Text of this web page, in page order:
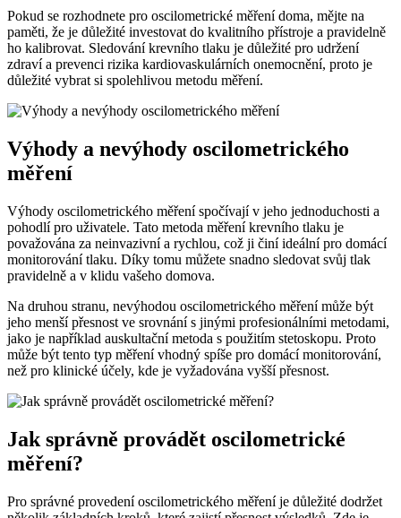
Pokud se rozhodnete pro oscilometrické měření doma, mějte na
paměti, že je důležité investovat do kvalitního přístroje a pravidelně
ho kalibrovat. Sledování krevního tlaku je důležité pro udržení
zdraví a prevenci rizika kardiovaskulárních onemocnění, proto je
důležité vybrat si spolehlivou metodu měření.
Výhody a nevýhody oscilometrického
měření
Výhody oscilometrického měření spočívají v jeho jednoduchosti a
pohodlí pro uživatele. Tato metoda měření krevního tlaku je
považována za neinvazivní a rychlou, což ji činí ideální pro domácí
monitorování tlaku. Díky tomu můžete snadno sledovat svůj tlak
pravidelně a v klidu vašeho domova.
Na druhou stranu, nevýhodou oscilometrického měření může být
jeho menší přesnost ve srovnání s jinými profesionálními metodami,
jako je například auskultační metoda s použitím stetoskopu. Proto
může být tento typ měření vhodný spíše pro domácí monitorování,
než pro klinické účely, kde je vyžadována vyšší přesnost.
Jak správně provádět oscilometrické
měření?
Pro správné provedení oscilometrického měření je důležité dodržet